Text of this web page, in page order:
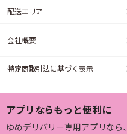
配送エリア
会社概要
特定商取引法に基づく表示
アプリならもっと便利に
ゆめデリバリー専用アプリなら、